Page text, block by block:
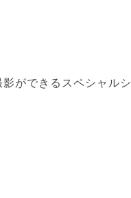
ができるスペシャルシ